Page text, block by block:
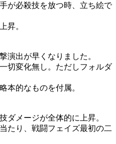
が必殺技を放つ時、立ち絵で
昇。
演出が早くなりました。
切変化無し。ただしフォルダ
本的なものを付属。
ダメージが全体的に上昇。
たり、戦闘フェイズ最初の二